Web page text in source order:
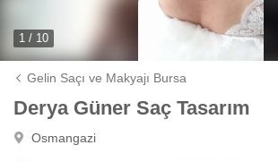
1 / 10
Gelin Saçı ve Makyajı Bursa
Derya Güner Saç Tasarım
Osmangazi